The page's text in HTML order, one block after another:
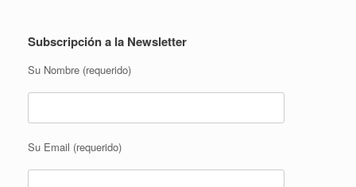
Subscripción a la Newsletter
Su Nombre (requerido)
Su Email (requerido)